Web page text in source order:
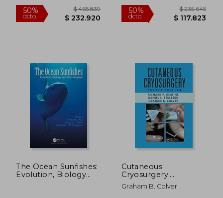
50% $ 222.217 50% $
The Ocean Sunfishes:
Evolution, Biology
Cutaneous
Cryosurgery:
Principles and Clinical
Practice (en Inglés)
Graham B. Colver